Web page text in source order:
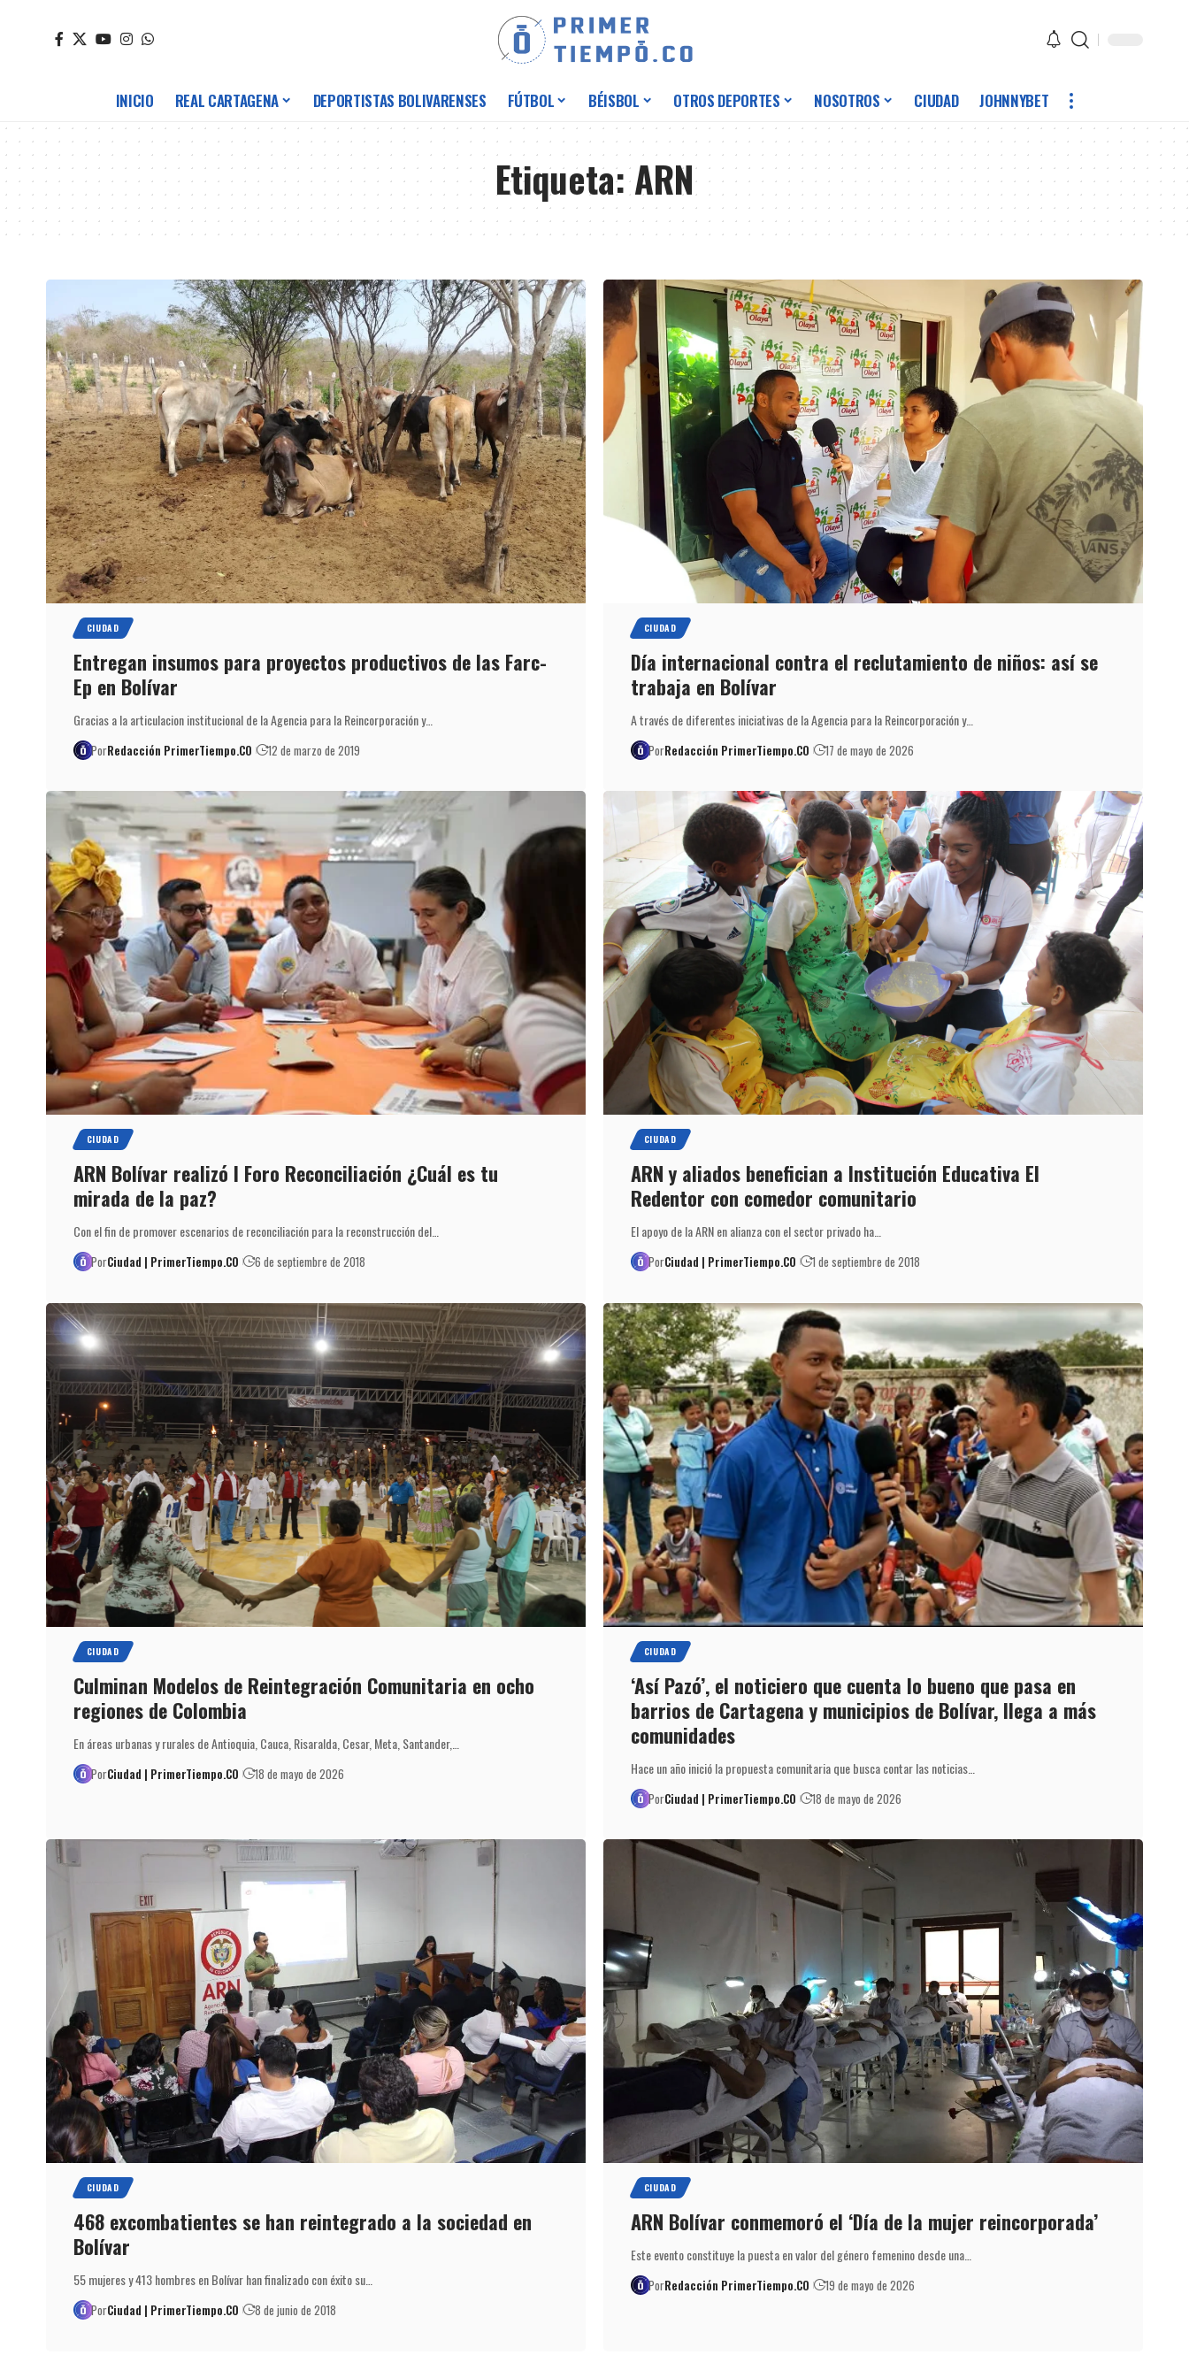
INICIO REAL CARTAGENA DEPORTISTAS BOLIVARENSES FÚTBOL BÉISBOL OTROS DEPORTES NOSOTROS CIUDAD JOHNNYBET
Etiqueta:ARN
CIUDAD
Entregan insumos para proyectos productivos de las Farc-
Ep en Bolívar
Gracias a la articulacion institucional de la Agencia para la Reincorporación y…
PorRedacción PrimerTiempo.CO 12 de marzo de 2019
CIUDAD
Día internacional contra el reclutamiento de niños: así se
trabaja en Bolívar
A través de diferentes iniciativas de la Agencia para la Reincorporación y…
PorRedacción PrimerTiempo.CO 17 de mayo de 2026
CIUDAD
ARN Bolívar realizó I Foro Reconciliación ¿Cuál es tu
mirada de la paz?
Con el fin de promover escenarios de reconciliación para la reconstrucción del…
PorCiudad | PrimerTiempo.CO 6 de septiembre de 2018
CIUDAD
ARN y aliados benefician a Institución Educativa El
Redentor con comedor comunitario
El apoyo de la ARN en alianza con el sector privado ha…
PorCiudad | PrimerTiempo.CO 1 de septiembre de 2018
CIUDAD
Culminan Modelos de Reintegración Comunitaria en ocho
regiones de Colombia
En áreas urbanas y rurales de Antioquia, Cauca, Risaralda, Cesar, Meta, Santander,…
PorCiudad | PrimerTiempo.CO 18 de mayo de 2026
CIUDAD
‘Así Pazó’, el noticiero que cuenta lo bueno que pasa en
barrios de Cartagena y municipios de Bolívar, llega a más
comunidades
Hace un año inició la propuesta comunitaria que busca contar las noticias…
PorCiudad | PrimerTiempo.CO 18 de mayo de 2026
CIUDAD
468 excombatientes se han reintegrado a la sociedad en
Bolívar
55 mujeres y 413 hombres en Bolívar han finalizado con éxito su…
PorCiudad | PrimerTiempo.CO 8 de junio de 2018
CIUDAD
ARN Bolívar conmemoró el ‘Día de la mujer reincorporada’
Este evento constituye la puesta en valor del género femenino desde una…
PorRedacción PrimerTiempo.CO 19 de mayo de 2026